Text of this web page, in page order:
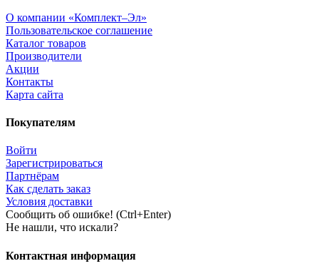
О компании «Комплект–Эл»
Пользовательское соглашение
Каталог товаров
Производители
Акции
Контакты
Карта сайта
Покупателям
Войти
Зарегистрироваться
Партнёрам
Как сделать заказ
Условия доставки
Сообщить об ошибке! (Ctrl+Enter)
Не нашли, что искали?
Контактная информация